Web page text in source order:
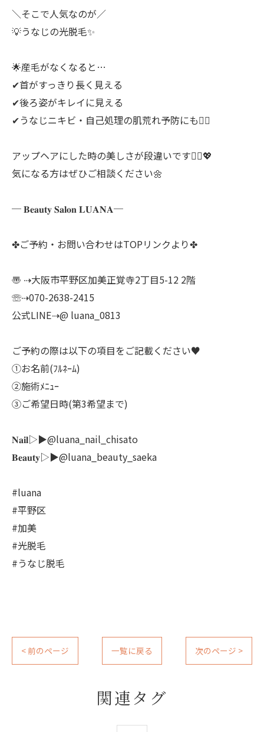
＼そこで人気なのが／
💡うなじの光脱毛✨
🌟産毛がなくなると…
✔首がすっきり長く見える
✔後ろ姿がキレイに見える
✔うなじニキビ・自己処理の肌荒れ予防にも🙆‍♀️
アップヘアにした時の美しさが段違いです💁‍♀️💖
気になる方はぜひご相談ください🌼
─ 𝐁𝐞𝐚𝐮𝐭𝐲 𝐒𝐚𝐥𝐨𝐧 𝐋𝐔𝐀𝐍𝐀─
✤ご予約・お問い合わせはTOPリンクより✤
〠 ⇢大阪市平野区加美正覚寺2丁目5-12 2階
☏⇢070-2638-2415
公式LINE⇢@ luana_0813
ご予約の際は以下の項目をご記載ください♥
①お名前(ﾌﾙﾈｰﾑ)
②施術ﾒﾆｭｰ
③ご希望日時(第3希望まで)
𝐍𝐚𝐢𝐥▷▶@luana_nail_chisato
𝐁𝐞𝐚𝐮𝐭𝐲▷▶@luana_beauty_saeka
#luana
#平野区
#加美
#光脱毛
#うなじ脱毛
< 前のページ 一覧に戻る 次のページ >
関連タグ